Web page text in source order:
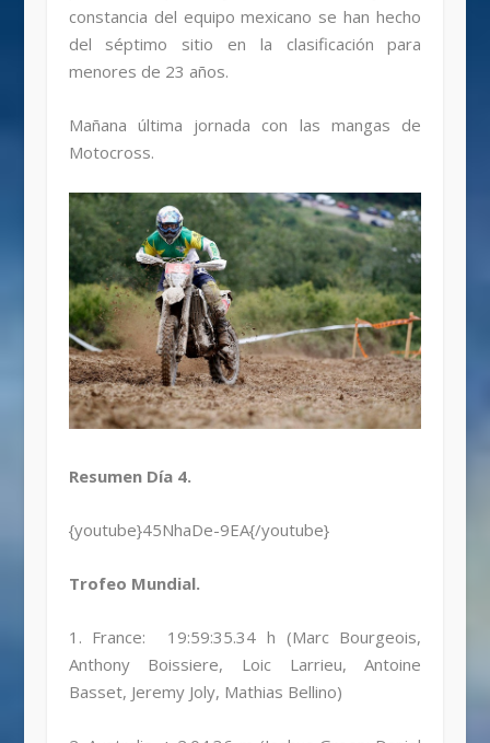
constancia del equipo mexicano se han hecho
del séptimo sitio en la clasificación para
menores de 23 años.
Mañana última jornada con las mangas de
Motocross.
Resumen Día 4.
{youtube}45NhaDe-9EA{/youtube}
Trofeo Mundial.
1. France: 19:59:35.34 h (Marc Bourgeois,
Anthony Boissiere, Loic Larrieu, Antoine
Basset, Jeremy Joly, Mathias Bellino)